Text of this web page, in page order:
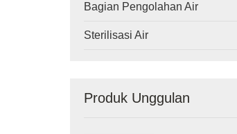
Bagian Pengolahan Air
Sterilisasi Air
Produk Unggulan